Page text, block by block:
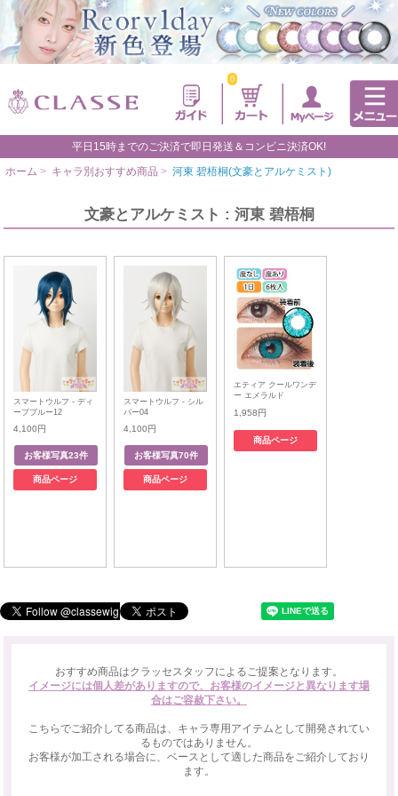
0
平日15時までのご決済で即日発送＆コンビニ決済OK!
ホーム > キャラ別おすすめ商品 > 河東 碧梧桐(文豪とアルケミスト)
文豪とアルケミスト : 河東 碧梧桐
スマートウルフ - ディ
ープブルー12
4,100円
商品ページ
スマートウルフ - シル
バー04
4,100円
商品ページ
エティア クールワンデ
ー エメラルド
1,958円
商品ページ
おすすめ商品はクラッセスタッフによるご提案となります。
イメージには個人差がありますので、お客様のイメージと異なります場
合はご容赦下さい。
こちらでご紹介してる商品は、キャラ専用アイテムとして開発されてい
るものではありません。
お客様が加工される場合に、ベースとして適した商品をご紹介しており
ます。